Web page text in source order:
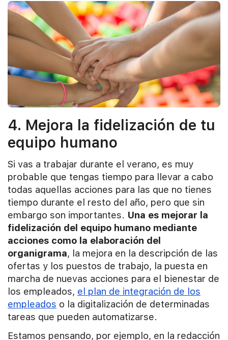
4. Mejora la fidelización de tu
equipo humano
Si vas a trabajar durante el verano, es muy
probable que tengas tiempo para llevar a cabo
todas aquellas acciones para las que no tienes
tiempo durante el resto del año, pero que sin
embargo son importantes. Una es mejorar la
fidelización del equipo humano mediante
acciones como la elaboración del
organigrama, la mejora en la descripción de las
ofertas y los puestos de trabajo, la puesta en
marcha de nuevas acciones para el bienestar de
los empleados, el plan de integración de los
empleados o la digitalización de determinadas
tareas que pueden automatizarse.
Estamos pensando, por ejemplo, en la redacción